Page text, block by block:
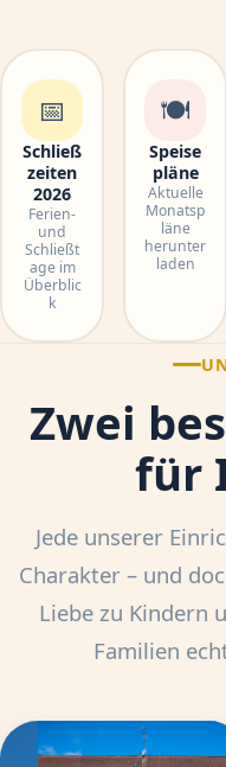
📅
Schließ
zeiten
2026
Ferien-
und
Schließt
age im
Überblic
k
🍽
Speise
pläne
Aktuelle
Monatsp
läne
herunter
laden
Zwei
für
Jede unserer
Charakter – und
Liebe zu Kindern
Familien